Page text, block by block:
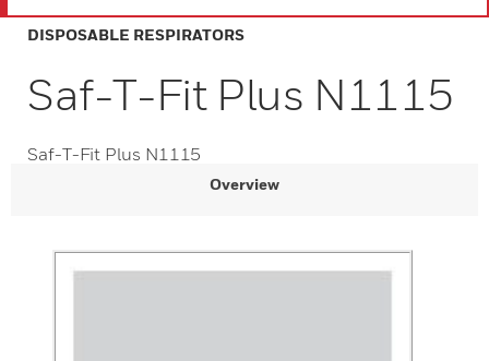
DISPOSABLE RESPIRATORS
Saf-T-Fit Plus N1115
Saf-T-Fit Plus N1115
Overview